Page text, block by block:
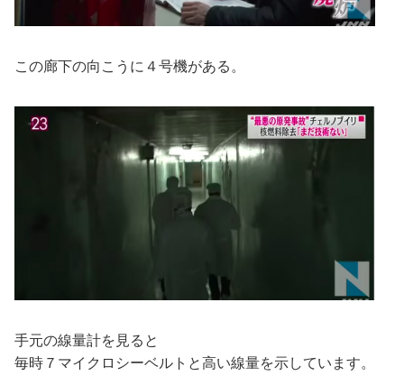
この廊下の向こうに４号機がある。
手元の線量計を見ると
毎時７マイクロシーベルトと高い線量を示しています。